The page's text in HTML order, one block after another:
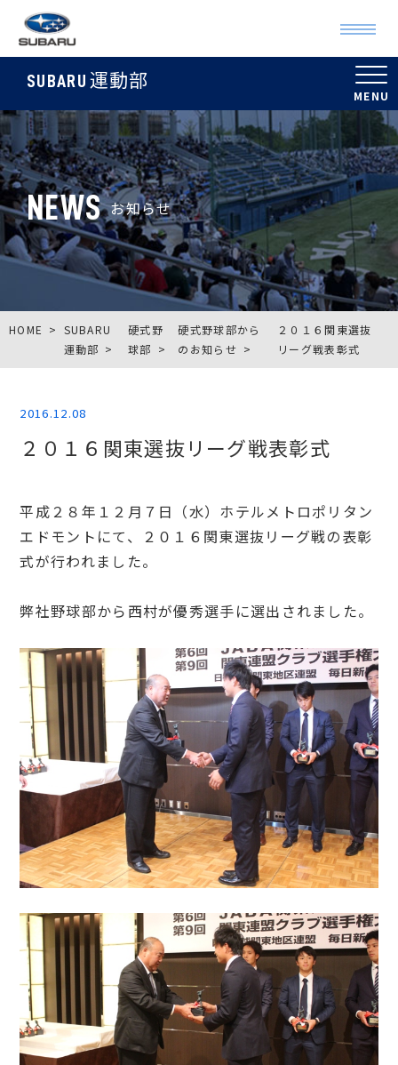
SUBARU 運動部
NEWS お知らせ
HOME
SUBARU
運動部
硬式野
球部
硬式野球部から
のお知らせ
２０１６関東選抜
リーグ戦表彰式
2016.12.08
２０１６関東選抜リーグ戦表彰式
平成２８年１２月７日（水）ホテルメトロポリタン
エドモントにて、２０１６関東選抜リーグ戦の表彰
式が行われました。
弊社野球部から西村が優秀選手に選出されました。